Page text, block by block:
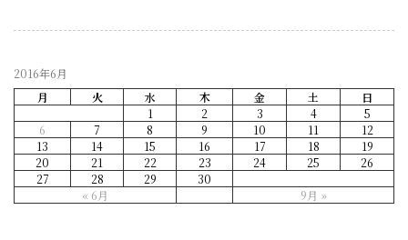
2016年6月
月
火 水 木 金 土 日
« 6月 9月 »
1 2 3 4
5
6
7 8 9 10 11
12
13
14 15 16 17 18
19
20
21 22 23 24 25
26
27
28 29 30